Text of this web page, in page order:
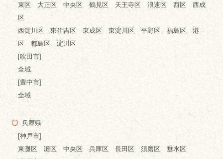
東区 大正区 中央区 鶴見区 天王寺区 浪速区 西区 西成
区
西淀川区 東住吉区 東成区 東淀川区 平野区 福島区 港
区 都島区 淀川区
[吹田市]
全域
[豊中市]
全域
兵庫県
[神戸市]
東灘区 灘区 中央区 兵庫区 長田区 須磨区 垂水区